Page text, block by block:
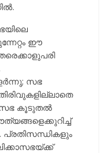
ഈ
സഭ
സഭ കൂടുതല്‍